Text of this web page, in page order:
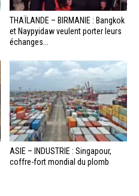
THAÏLANDE – BIRMANIE : Bangkok
et Naypyidaw veulent porter leurs
échanges...
ASIE – INDUSTRIE : Singapour,
coffre-fort mondial du plomb